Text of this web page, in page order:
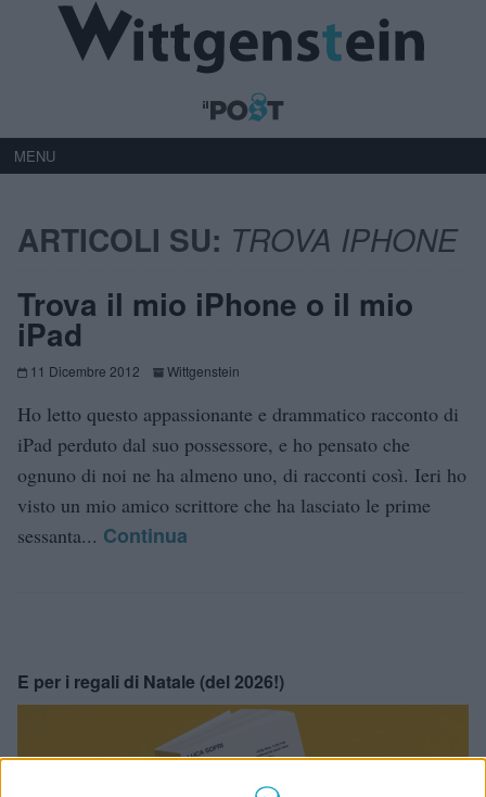
MENU
ARTICOLI SU: TROVA IPHONE
Trova il mio iPhone o il mio
iPad
11 Dicembre 2012 Wittgenstein
Ho letto questo appassionante e drammatico racconto di
iPad perduto dal suo possessore, e ho pensato che
ognuno di noi ne ha almeno uno, di racconti così. Ieri ho
visto un mio amico scrittore che ha lasciato le prime
sessanta... Continua
E per i regali di Natale (del 2026!)